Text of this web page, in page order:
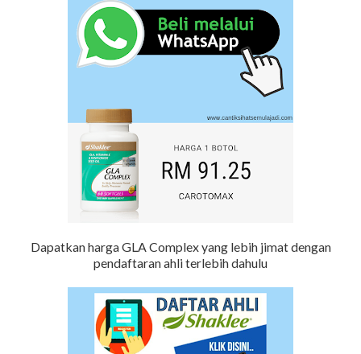
Dapatkan harga GLA Complex yang lebih jimat dengan
pendaftaran ahli terlebih dahulu